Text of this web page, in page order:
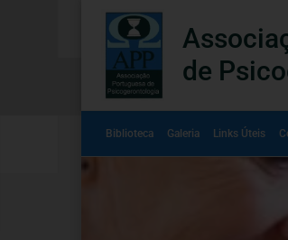
de
Biblioteca Galeria Links Úteis